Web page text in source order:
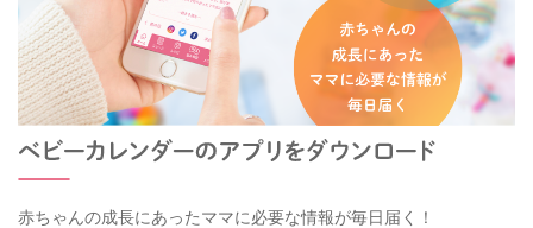
赤ちゃんの成長にあったママに必要な情報が毎日届く！